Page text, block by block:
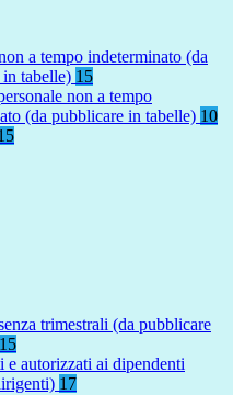
a tempo indeterminato (da
tabelle) 15
non a tempo
(da pubblicare in tabelle) 10
trimestrali (da pubblicare
15
autorizzati ai dipendenti
17